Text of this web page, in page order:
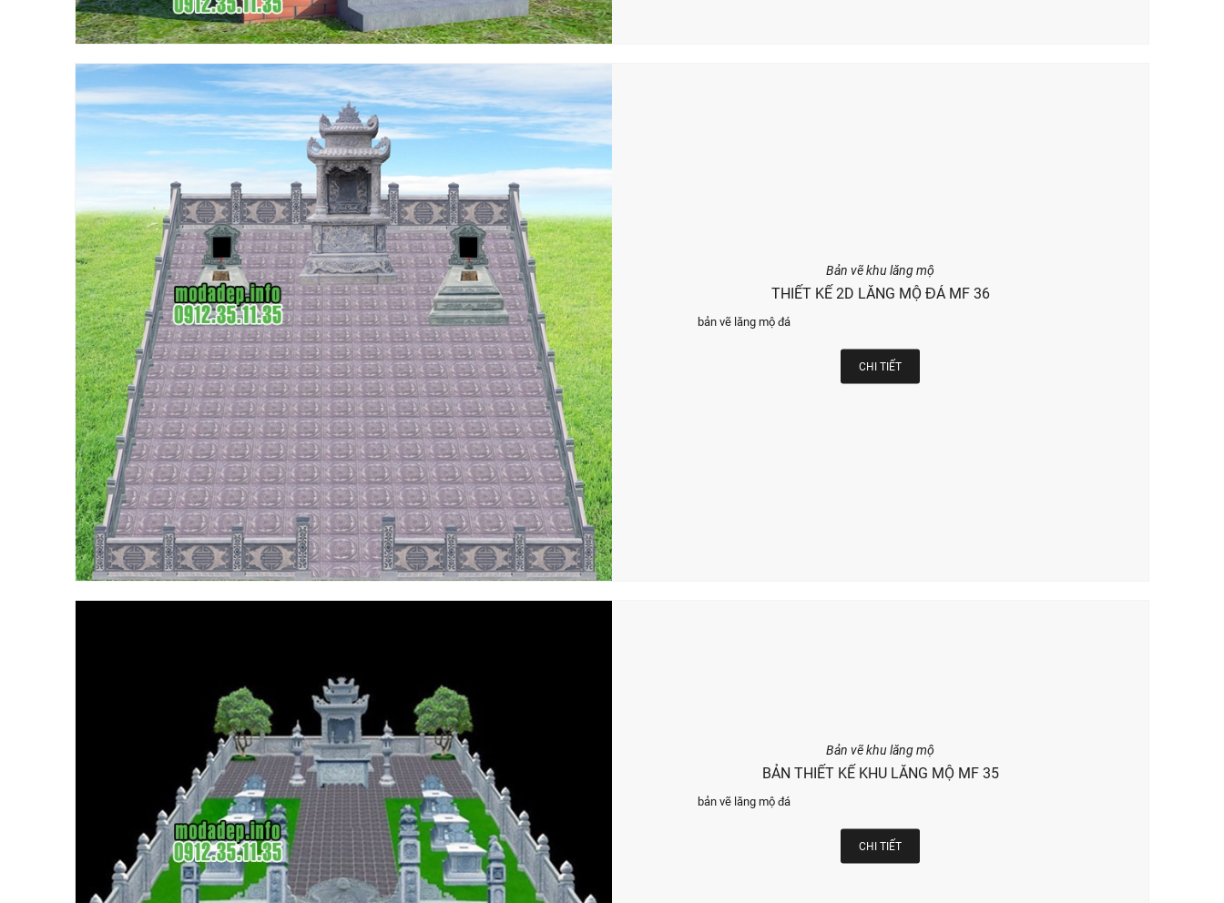
Bản vẽ khu lăng mộ
THIẾT KẾ 2D LĂNG MỘ ĐÁ MF 36
bản vẽ lăng mộ đá
CHI TIẾT
Bản vẽ khu lăng mộ
BẢN THIẾT KẾ KHU LĂNG MỘ MF 35
bản vẽ lăng mộ đá
CHI TIẾT